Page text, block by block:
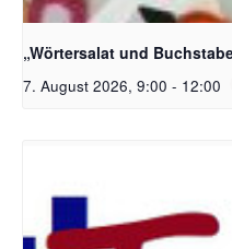
Bildquelle_ Pixabay
„Wörtersalat und
7. August 2026, 9:00 - 12:00